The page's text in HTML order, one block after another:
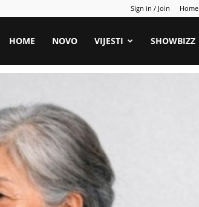
Sign in / Join Home
HOME NOVO VIJESTI SHOWBIZZ